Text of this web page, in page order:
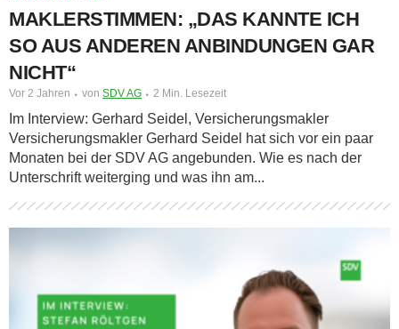
MAKLERSTIMMEN: „DAS KANNTE ICH
SO AUS ANDEREN ANBINDUNGEN GAR
NICHT“
Vor 2 Jahren von SDV AG 2 Min. Lesezeit
Im Interview: Gerhard Seidel, Versicherungsmakler
Versicherungsmakler Gerhard Seidel hat sich vor ein paar
Monaten bei der SDV AG angebunden. Wie es nach der
Unterschrift weiterging und was ihn am...